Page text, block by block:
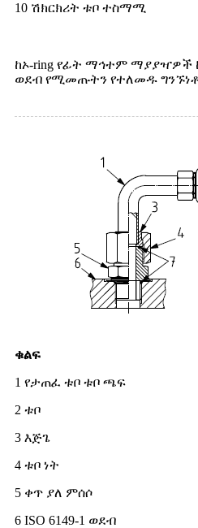
10 ሽክርክሪት ቱቦ ተስማሚ
ከኦ-ring የፊት ማኅተም
ወደብ የሚመጡትን የተለመዱ
ቁልፍ
1 የታጠፈ ቱቦ ቱቦ ጫፍ
2 ቱቦ
3 እጅጌ
4 ቱቦ ነት
5 ቀጥ ያለ ምሰሶ
6 ISO 6149-1 ወደብ